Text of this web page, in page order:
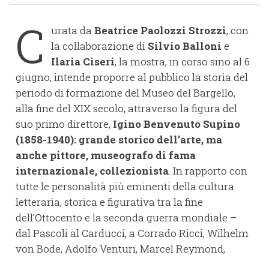
C urata da Beatrice Paolozzi Strozzi, con
la collaborazione di Silvio Balloni e
Ilaria Ciseri, la mostra, in corso sino al 6
giugno, intende proporre al pubblico la storia del
periodo di formazione del Museo del Bargello,
alla fine del XIX secolo, attraverso la figura del
suo primo direttore, Igino Benvenuto Supino
(1858-1940): grande storico dell’arte, ma
anche pittore, museografo di fama
internazionale, collezionista. In rapporto con
tutte le personalità più eminenti della cultura
letteraria, storica e figurativa tra la fine
dell’Ottocento e la seconda guerra mondiale –
dal Pascoli al Carducci, a Corrado Ricci, Wilhelm
von Bode, Adolfo Venturi, Marcel Reymond,